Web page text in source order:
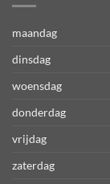
maandag
dinsdag
woensdag
donderdag
vrijdag
zaterdag